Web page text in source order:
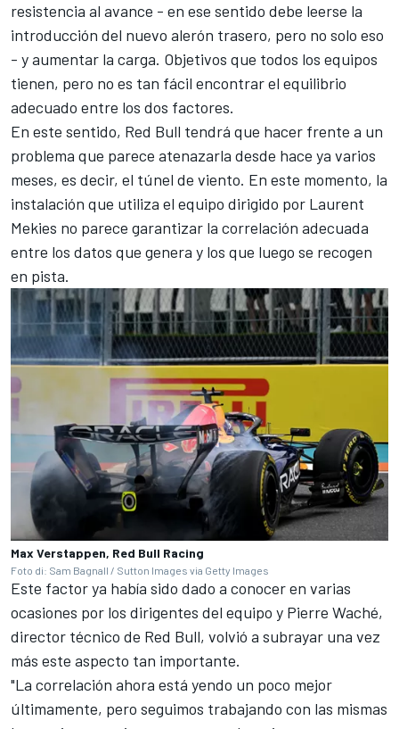
resistencia al avance - en ese sentido debe leerse la
introducción del nuevo alerón trasero, pero no solo eso
- y aumentar la carga. Objetivos que todos los equipos
tienen, pero no es tan fácil encontrar el equilibrio
adecuado entre los dos factores.
En este sentido, Red Bull tendrá que hacer frente a un
problema que parece atenazarla desde hace ya varios
meses, es decir, el túnel de viento. En este momento, la
instalación que utiliza el equipo dirigido por Laurent
Mekies no parece garantizar la correlación adecuada
entre los datos que genera y los que luego se recogen
en pista.
Max Verstappen, Red Bull Racing
Foto di: Sam Bagnall / Sutton Images via Getty Images
Este factor ya había sido dado a conocer en varias
ocasiones por los dirigentes del equipo y Pierre Waché,
director técnico de Red Bull, volvió a subrayar una vez
más este aspecto tan importante.
"La correlación ahora está yendo un poco mejor
últimamente, pero seguimos trabajando con las mismas